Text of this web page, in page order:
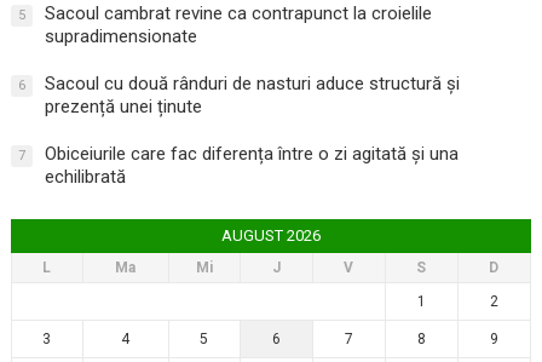
5
Sacoul cambrat revine ca contrapunct la croielile
supradimensionate
6
Sacoul cu două rânduri de nasturi aduce structură și
prezență unei ținute
7
Obiceiurile care fac diferența între o zi agitată și una
echilibrată
AUGUST 2026
L Ma Mi J V S
D
1
2
3 4 5 6 7 8 9